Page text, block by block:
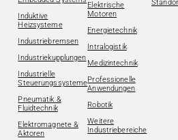
Induktive
Heizsysteme
Industriebremsen
Industriekupplungen
Industrielle
Steuerungssysteme
Pneumatik &
Fluidtechnik
Elektromagnete &
Aktoren
Elektrische
Motoren
Energietechnik
Intralogistik
Medizintechnik
Professionelle
Anwendungen
Robotik
Weitere
Industriebereiche